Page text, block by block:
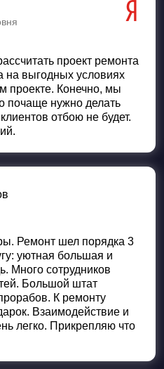
проект ремонта
на выгодных условиях
проекте. Конечно, мы
почаще нужно делать
отбою не будет.
Ремонт шел порядка 3
уютная большая и
Много сотрудников
Большой штат
К ремонту
Взаимодействие и
легко. Прикрепляю что